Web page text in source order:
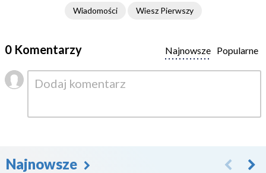
Wiadomości Wiesz Pierwszy
0 Komentarzy Popularne
Najnowsze
Najnowsze